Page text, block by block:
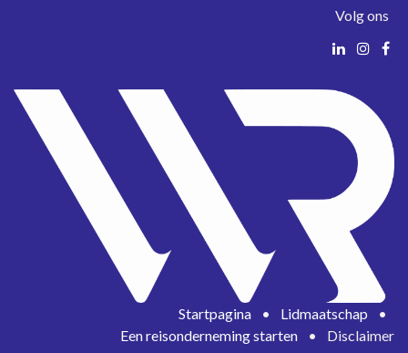
Volg ons
Startpagina • Lidmaatschap
•
Een reisonderneming starten
• Disclaimer